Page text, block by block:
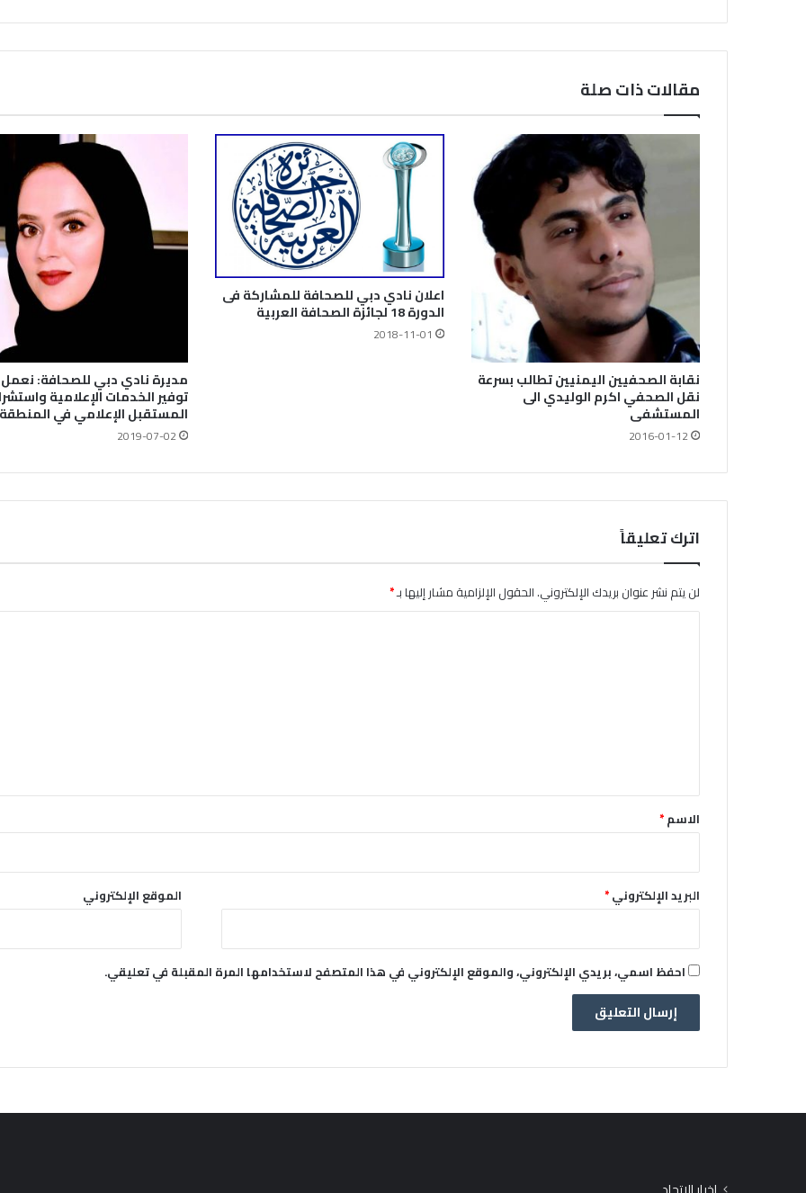
مقالات ذات صلة
نقابة الصحفيين اليمنيين تطالب بسرعة
نقل الصحفي اكرم الوليدي الى
المستشفى
2016-01-12
اعلان نادي دبي للصحافة للمشاركة فى
الدورة 18 لجائزة الصحافة العربية
2018-11-01
مديرة نادي دبي للصحافة:
توفير الخدمات الإعلامية
المستقبل الإعلامي في المنطقة
2019-07-02
اترك تعليقاً
لن يتم نشر عنوان بريدك الإلكتروني.الحقول الإلزامية مشار إليها بـ*
*الاسم*
البريد الإلكتروني* الموقع الإلكتروني
احفظ اسمي، بريدي الإلكتروني، والموقع الإلكتروني في هذا المتصفح لاستخدامها المرة المقبلة في تعليقي.